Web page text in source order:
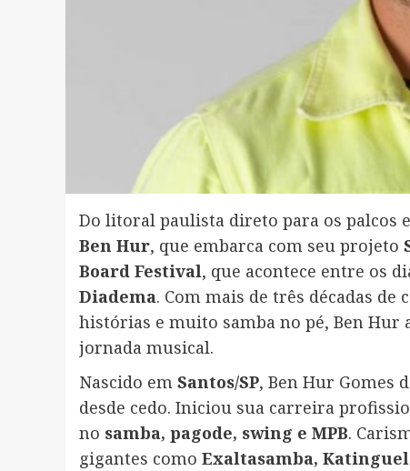
Do litoral paulista direto para os palcos
Ben Hur, que embarca com seu projeto
Board Festival, que acontece entre os
Diadema. Com mais de três décadas
histórias e muito samba no pé, Ben
jornada musical.
Nascido em Santos/SP, Ben Hur Gomes
desde cedo. Iniciou sua carreira
no samba, pagode, swing e MPB.
gigantes como Exaltasamba,